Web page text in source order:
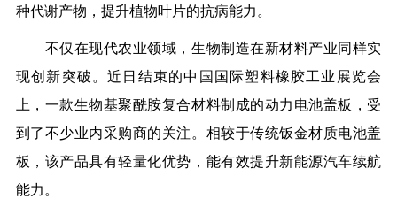
种代谢产物，提升植物叶片的抗病能力。
不仅在现代农业领域，生物制造在新材料产业同样实
现创新突破。近日结束的中国国际塑料橡胶工业展览会
上，一款生物基聚酰胺复合材料制成的动力电池盖板，受
到了不少业内采购商的关注。相较于传统钣金材质电池盖
板，该产品具有轻量化优势，能有效提升新能源汽车续航
能力。